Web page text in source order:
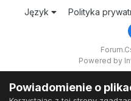
Język Polityka
Powered by
Powiadomienie o